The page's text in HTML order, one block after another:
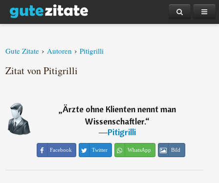
Gute Zitate › Autoren › Pitigrilli
Zitat von Pitigrilli
„Ärzte ohne Klienten nennt man
Wissenschaftler.“
―Pitigrilli
Facebook Twitter WhatsApp Bild